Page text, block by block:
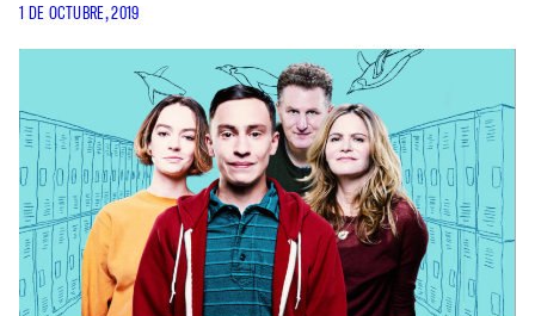
1 DE OCTUBRE, 2019